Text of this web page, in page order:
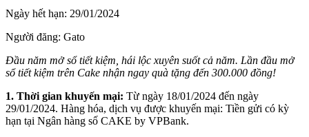
Ngày hết hạn: 29/01/2024
Người đăng: Gato
Đầu năm mở sổ tiết kiệm, hái lộc xuyên suốt cả năm. Lần đầu mở
sổ tiết kiệm trên Cake nhận ngay quà tặng đến 300.000 đồng!
1. Thời gian khuyến mại: Từ ngày 18/01/2024 đến ngày
29/01/2024. Hàng hóa, dịch vụ được khuyến mại: Tiền gửi có kỳ
hạn tại Ngân hàng số CAKE by VPBank.